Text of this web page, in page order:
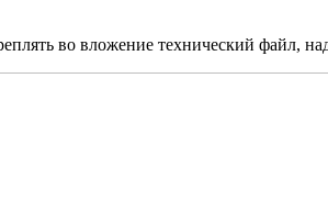
во вложение технический файл,